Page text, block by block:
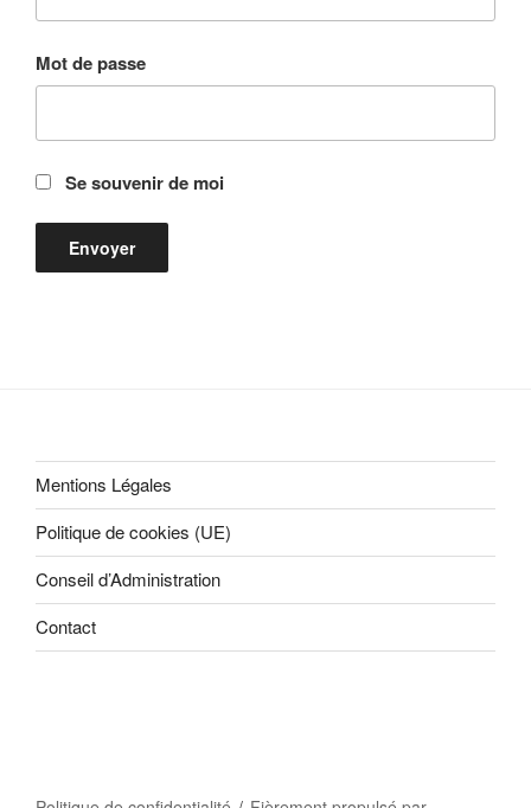
Mot de passe
Se souvenir de moi
Mentions Légales
Politique de cookies (UE)
Conseil d’Administration
Contact